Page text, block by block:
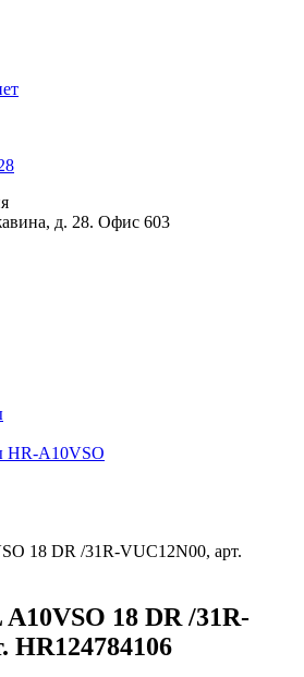
д. 28. Офис 603
HR-A10VSO
18 DR /31R-VUC12N00, арт.
18 DR /31R-
HR124784106